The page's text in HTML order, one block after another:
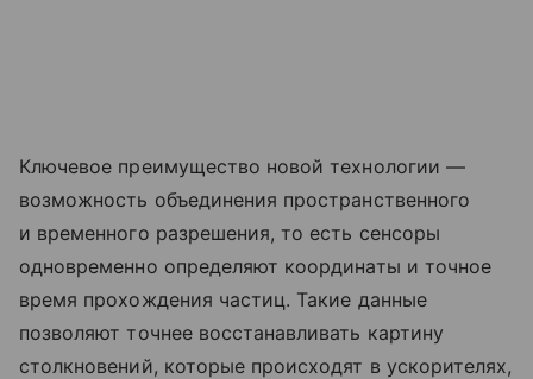
Ключевое преимущество новой технологии —
возможность объединения пространственного
и временного разрешения, то есть сенсоры
одновременно определяют координаты и точное
время прохождения частиц. Такие данные
позволяют точнее восстанавливать картину
столкновений, которые происходят в ускорителях,